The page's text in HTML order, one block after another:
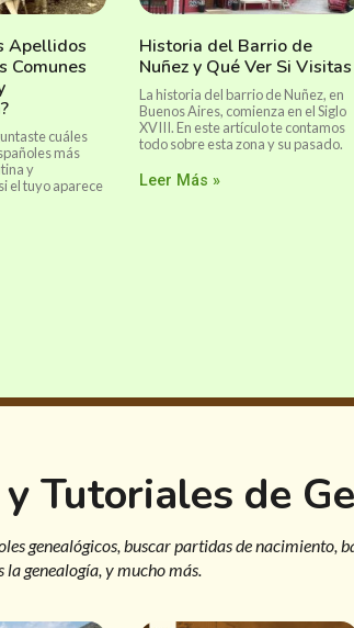
Apellidos
Comunes
cuáles
más
y
el tuyo aparece
Historia del Barrio de
Nuñez y Qué Ver Si Visitas
La historia del barrio de Nuñez, en
Buenos Aires, comienza en el Siglo
XVIII. En este artículo te contamos
todo sobre esta zona y su pasado.
Leer Más »
Tutoriales de
genealógicos, buscar partidas de
la genealogía, y mucho más.